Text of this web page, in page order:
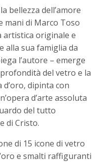
bellezza dell’amore
mani di Marco Toso
artistica originale e
alla sua famiglia da
l’autore – emerge
del vetro e la
dipinta con
d’arte assoluta
del tutto
di Cristo.
di 15 icone di vetro
e smalti raffiguranti